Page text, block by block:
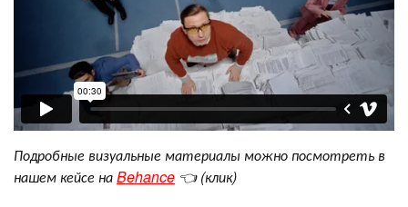
Подробные визуальные материалы можно посмотреть в
нашем кейсе наBehance 👈 (клик)